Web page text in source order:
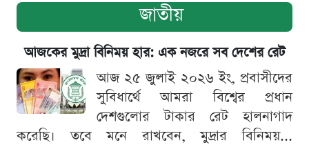
জাতীয়
আজকের মুদ্রা বিনিময় হার: এক নজরে সব দেশের রেট
আজ ২৫ জুলাই ২০২৬ ইং, প্রবাসীদের
সুবিধার্থে আমরা বিশ্বের প্রধান
দেশগুলোর টাকার রেট হালনাগাদ
করেছি। তবে মনে রাখবেন, মুদ্রার বিনিময়...